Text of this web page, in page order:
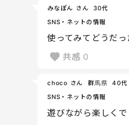
みなぽん さん
30代
SNS・ネットの情報
使ってみてどうだっ
共感 0
choco さん 群馬県
40代
SNS・ネットの情報
遊びながら楽しく